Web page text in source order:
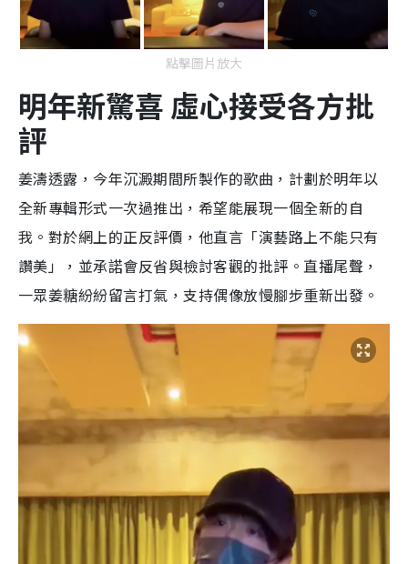
點擊圖片放大
明年新驚喜 虛心接受各方批
評
姜濤透露，今年沉澱期間所製作的歌曲，計劃於明年以
全新專輯形式一次過推出，希望能展現一個全新的自
我。對於網上的正反評價，他直言「演藝路上不能只有
讚美」，並承諾會反省與檢討客觀的批評。直播尾聲，
一眾姜糖紛紛留言打氣，支持偶像放慢腳步重新出發。